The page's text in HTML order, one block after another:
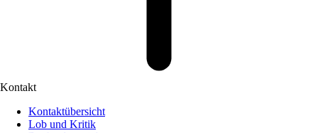
Kontakt
Kontaktübersicht
Lob und Kritik